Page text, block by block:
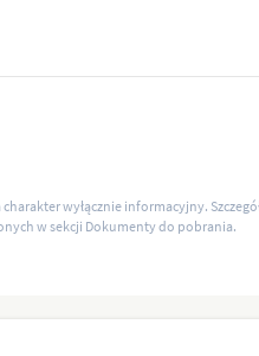
wyłącznie informacyjny.
w sekcji Dokumenty do pobrania.